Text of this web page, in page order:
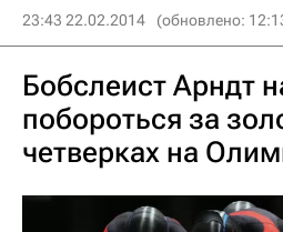
23:43 22.02.2014 (обновлено:
Бобслеист Арндт
побороться за
четверках на